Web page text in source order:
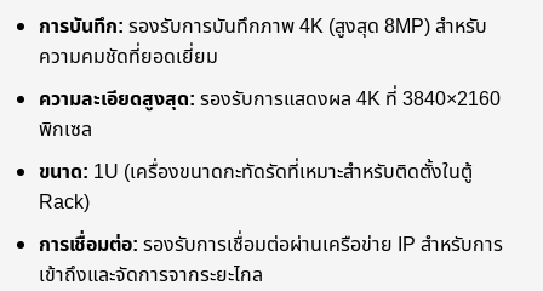
การบันทึก: รองรับการบันทึกภาพ 4K (สูงสุด 8MP) สำหรับ
ความคมชัดที่ยอดเยี่ยม
ความละเอียดสูงสุด: รองรับการแสดงผล 4K ที่ 3840×2160
พิกเซล
ขนาด: 1U (เครื่องขนาดกะทัดรัดที่เหมาะสำหรับติดตั้งในตู้
Rack)
การเชื่อมต่อ: รองรับการเชื่อมต่อผ่านเครือข่าย IP สำหรับการ
เข้าถึงและจัดการจากระยะไกล